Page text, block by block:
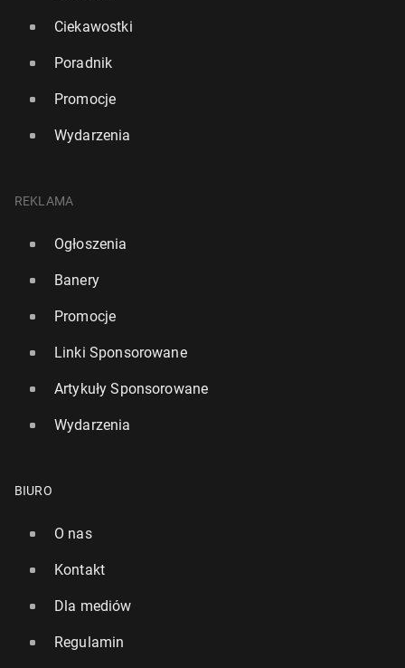
GamStop Expla­ined: A Guide for Polish Re­si­dents
6 lipca • Artykuł sponsorowany
Ciekawostki
Poradnik
Promocje
Wydarzenia
REKLAMA
Ogłoszenia
Banery
Promocje
Linki Sponsorowane
Artykuły Sponsorowane
Wydarzenia
BIURO
O nas
Kontakt
Dla mediów
Regulamin